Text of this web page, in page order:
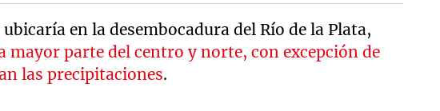
en la desembocadura del Río de la Plata,
mayor parte del centro y norte, con excepción de
las precipitaciones.